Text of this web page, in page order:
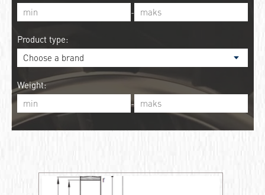
-
Product type:
Weight:
-